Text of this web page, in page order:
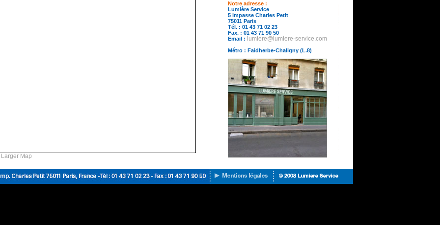
Map
Notre adresse :
Lumière Service
5 impasse Charles Petit
75011 Paris
Tél. : 01 43 71 02 23
Fax. : 01 43 71 90 50
Email :
lumiere@lumiere-service.com
Métro : Faidherbe-Chaligny (L.8)